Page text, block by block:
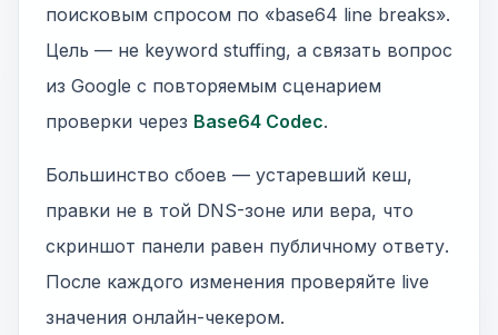
поисковым спросом по «base64 line breaks».
Цель — не keyword stuffing, а связать вопрос
из Google с повторяемым сценарием
проверки через Base64 Codec.
Большинство сбоев — устаревший кеш,
правки не в той DNS-зоне или вера, что
скриншот панели равен публичному ответу.
После каждого изменения проверяйте live
значения онлайн-чекером.